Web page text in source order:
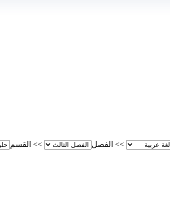
>> الفصل >> القسم